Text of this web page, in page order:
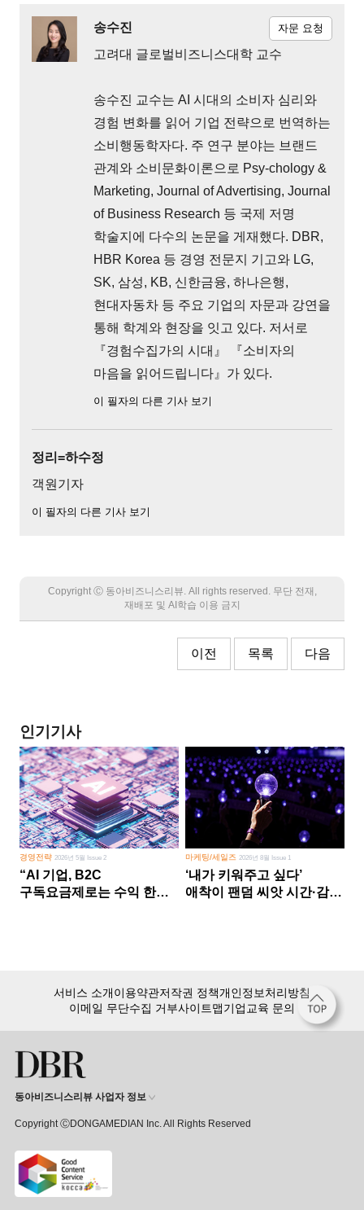
송수진
고려대 글로벌비즈니스대학 교수
송수진 교수는 AI 시대의 소비자 심리와
경험 변화를 읽어 기업 전략으로 번역하는
소비행동학자다. 주 연구 분야는 브랜드
관계와 소비문화이론으로 Psy-chology &
Marketing, Journal of Advertising, Journal
of Business Research 등 국제 저명
학술지에 다수의 논문을 게재했다. DBR,
HBR Korea 등 경영 전문지 기고와 LG,
SK, 삼성, KB, 신한금융, 하나은행,
현대자동차 등 주요 기업의 자문과 강연을
통해 학계와 현장을 잇고 있다. 저서로
『경험수집가의 시대』 『소비자의
마음을 읽어드립니다』가 있다.
이 필자의 다른 기사 보기
자문 요청
정리=하수정
객원기자
이 필자의 다른 기사 보기
Copyright Ⓒ 동아비즈니스리뷰. All rights reserved. 무단 전재,
재배포 및 AI학습 이용 금지
이전 목록 다음
인기기사
경영전략2026년 5월 Issue 2
“AI 기업, B2C
구독요금제로는 수익 한계
마케팅/세일즈 2026년 8월 Issue 1
‘내가 키워주고 싶다’
애착이 팬덤 씨앗 시간·감정
15,000여 건의 DBR 콘텐츠를
서비스 소개이용약관저작권 정책개인정보처리방침
이메일 무단수집 거부사이트맵기업교육 문의
동아비즈니스리뷰 사업자 정보
Copyright ⒸDONGAMEDIAN Inc. All Rights Reserved